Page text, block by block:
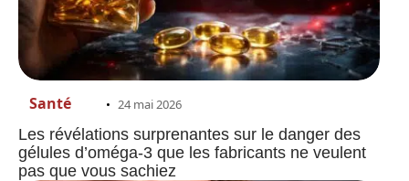
Santé 24 mai 2026
Les révélations surprenantes sur le danger des
gélules d’oméga-3 que les fabricants ne veulent
pas que vous sachiez